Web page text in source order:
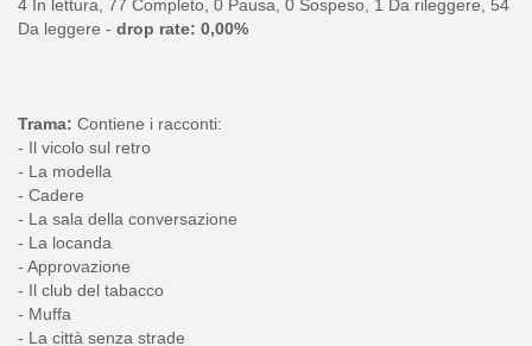
4 In lettura, 77 Completo, 0 Pausa, 0 Sospeso, 1 Da rileggere, 54
Da leggere - drop rate: 0,00%
Trama: Contiene i racconti:
- Il vicolo sul retro
- La modella
- Cadere
- La sala della conversazione
- La locanda
- Approvazione
- Il club del tabacco
- Muffa
- La città senza strade